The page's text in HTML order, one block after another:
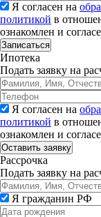
Я согласен на
политикой в
ознакомлен и
Записаться
Ипотека
Подать заявку на
Я согласен на
политикой в
ознакомлен и
Рассрочка
Подать заявку на
Я гражданин РФ